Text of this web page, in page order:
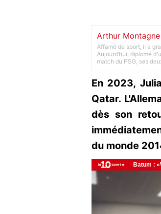
Arthur Montagne
Affamé de sport, il a
Aujourd’hui, diplomé
match du PSG, ses
En 2023,
Qatar.
dès son
du monde